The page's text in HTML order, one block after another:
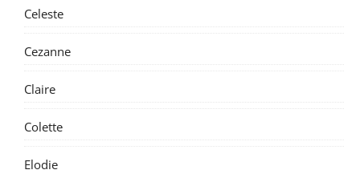
Celeste
Cezanne
Claire
Colette
Elodie